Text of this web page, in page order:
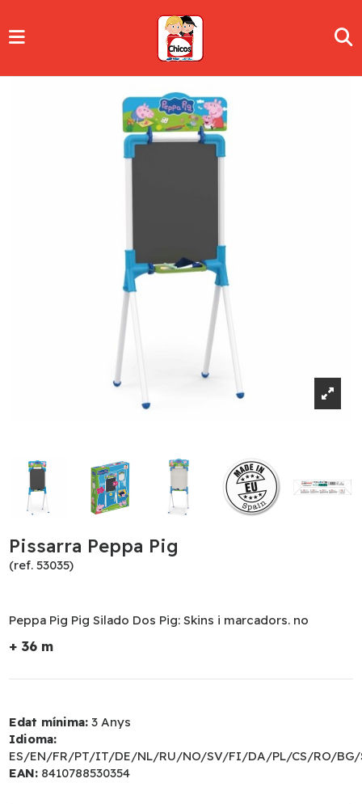
Pissarra Peppa Pig
(ref. 53035)
Peppa Pig Pig Silado Dos Pig: Skins i marcadors. no
+ 36 m
Edat mínima: 3 Anys
Idioma:
ES/EN/FR/PT/IT/DE/NL/RU/NO/SV/FI/DA/PL/CS/RO/
EAN: 8410788530354